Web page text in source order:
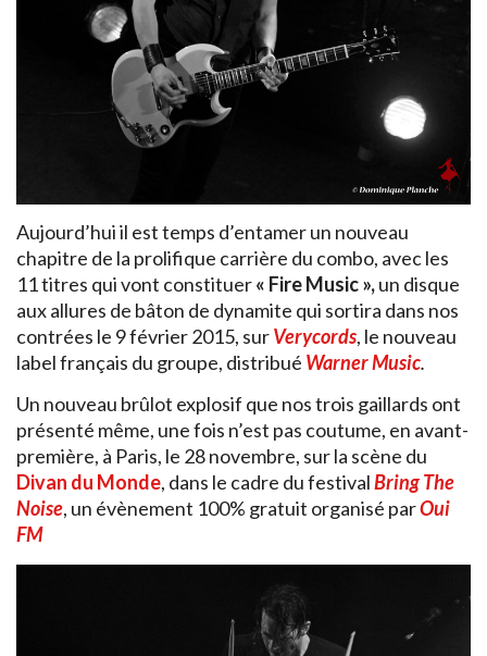
Aujourd’hui il est temps d’entamer un nouveau
chapitre de la prolifique carrière du combo, avec les
11 titres qui vont constituer« Fire Music »,un disque
aux allures de bâton de dynamite qui sortira dans nos
contrées le 9 février 2015, surVerycords, le nouveau
label français du groupe, distribué Warner Music.
Un nouveau brûlot explosif que nos trois gaillards ont
présenté même, une fois n’est pas coutume, en avant-
première, à Paris, le 28 novembre, sur la scène du
Divan du Monde, dans le cadre du festivalBring The
Noise, un évènement 100% gratuit organisé parOui
FM